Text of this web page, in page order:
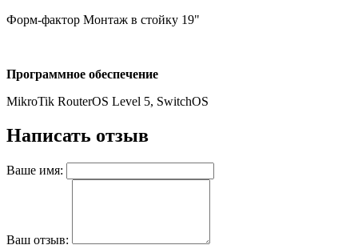
Форм-фактор Монтаж в стойку 19"
Программное обеспечение
MikroTik RouterOS Level 5, SwitchOS
Написать отзыв
Ваше имя:
Ваш отзыв: